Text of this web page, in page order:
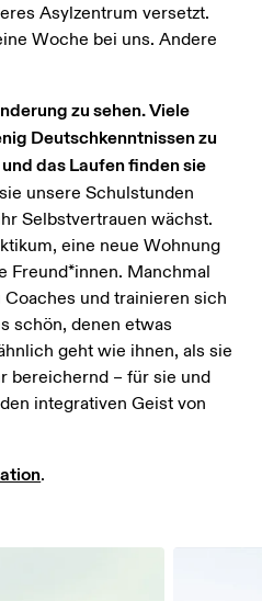
Asylzentrum versetzt.
Woche bei uns. Andere
zu sehen. Viele
Deutschkenntnissen zu
das Laufen finden sie
unsere Schulstunden
Selbstvertrauen wächst.
eine neue Wohnung
Freund*innen. Manchmal
und trainieren sich
schön, denen etwas
geht wie ihnen, als sie
bereichernd – für sie und
integrativen Geist von
.